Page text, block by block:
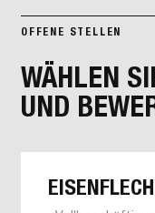
OFFENE STELLEN
WÄHLEN
UND